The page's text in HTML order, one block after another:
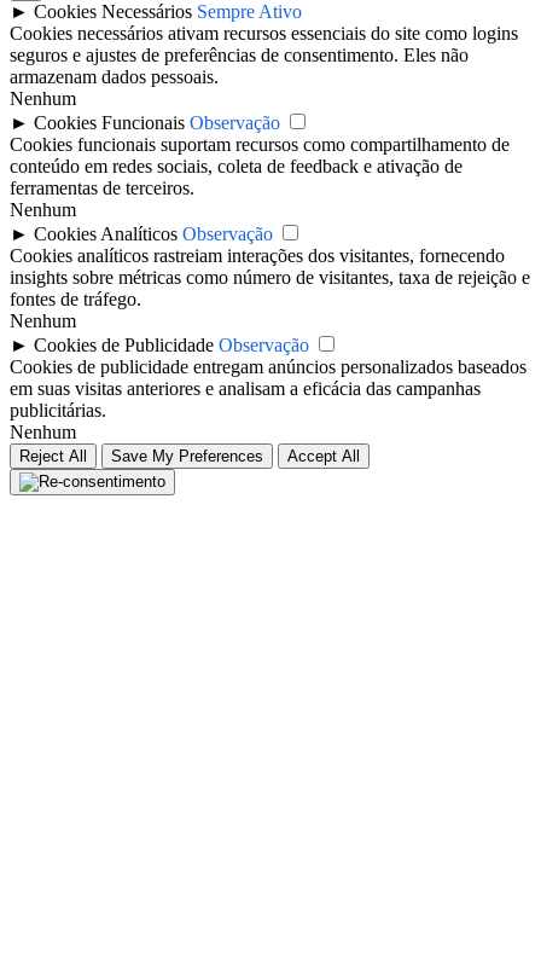
► Cookies Necessários Sempre Ativo
Cookies necessários ativam recursos essenciais do site como logins
seguros e ajustes de preferências de consentimento. Eles não
armazenam dados pessoais.
Nenhum
► Cookies Funcionais Observação
Cookies funcionais suportam recursos como compartilhamento de
conteúdo em redes sociais, coleta de feedback e ativação de
ferramentas de terceiros.
Nenhum
► Cookies Analíticos Observação
Cookies analíticos rastreiam interações dos visitantes, fornecendo
insights sobre métricas como número de visitantes, taxa de rejeição e
fontes de tráfego.
Nenhum
► Cookies de Publicidade Observação
Cookies de publicidade entregam anúncios personalizados baseados
em suas visitas anteriores e analisam a eficácia das campanhas
publicitárias.
Nenhum
Reject All Save My Preferences Accept All